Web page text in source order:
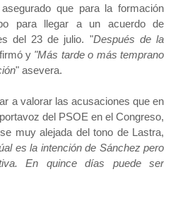
que para la formación
para llegar a un acuerdo de
del 23 de julio. "Después de la
y "Más tarde o más temprano
" asevera.
a valorar las acusaciones que en
del PSOE en el Congreso,
muy alejada del tono de Lastra,
es la intención de Sánchez pero
En quince días puede ser